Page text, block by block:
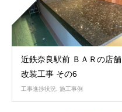
近鉄奈良駅前 ＢＡＲの店舗
改装工事 その6
工事進捗状況 施工事例